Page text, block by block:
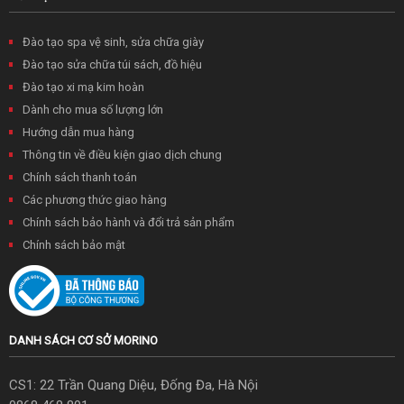
Đào tạo spa vệ sinh, sửa chữa giày
Đào tạo sửa chữa túi sách, đồ hiệu
Đào tạo xi mạ kim hoàn
Dành cho mua số lượng lớn
Hướng dẫn mua hàng
Thông tin về điều kiện giao dịch chung
Chính sách thanh toán
Các phương thức giao hàng
Chính sách bảo hành và đổi trả sản phẩm
Chính sách bảo mật
DANH SÁCH CƠ SỞ MORINO
CS1: 22 Trần Quang Diệu, Đống Đa, Hà Nội